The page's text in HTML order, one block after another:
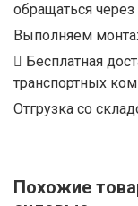
обращаться через
Выполняем
Бесплатная
транспортных
Отгрузка со
Похожие